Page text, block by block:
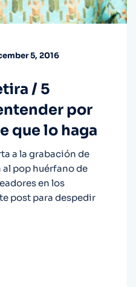
5, 2016
/ 5
por
que lo haga
a la grabación de
al pop huérfano de
en los
post para despedir